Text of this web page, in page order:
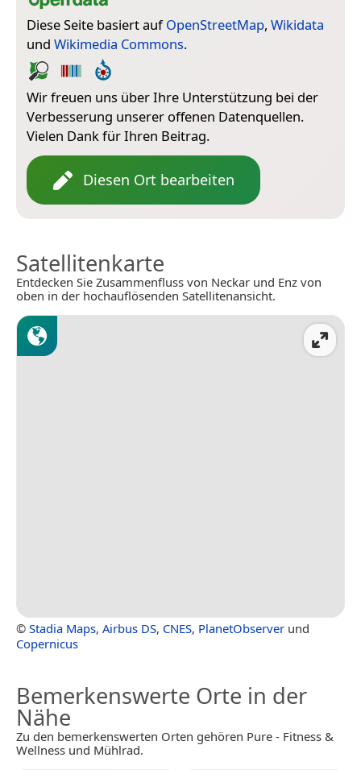
Diese Seite basiert aufOpenStreetMap, Wikidata
und Wikimedia Commons.
Wir freuen uns über Ihre Unterstützung bei der
Verbesserung unserer offenen Datenquellen.
Vielen Dank für Ihren Beitrag.
Diesen Ort bearbeiten
Satellitenkarte
Entdecken Sie Zusammenfluss von Neckar und Enz von
oben in der hochauflösenden Satellitenansicht.
© Stadia Maps, Airbus DS, CNES, PlanetObserver und
Copernicus
Bemerkenswerte Orte in der
Nähe
Zu den bemerkenswerten Orten gehören Pure - Fitness &
Wellness und Mühlrad.